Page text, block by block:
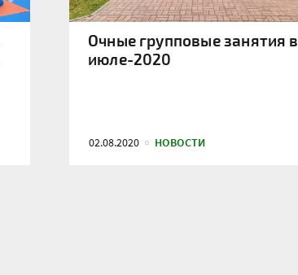
Очные групповые занятия в
июле-2020
02.08.2020 НОВОСТИ